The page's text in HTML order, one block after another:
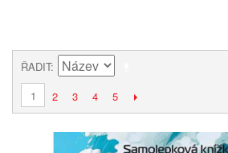
ŘADIT
1 2 3 4 5